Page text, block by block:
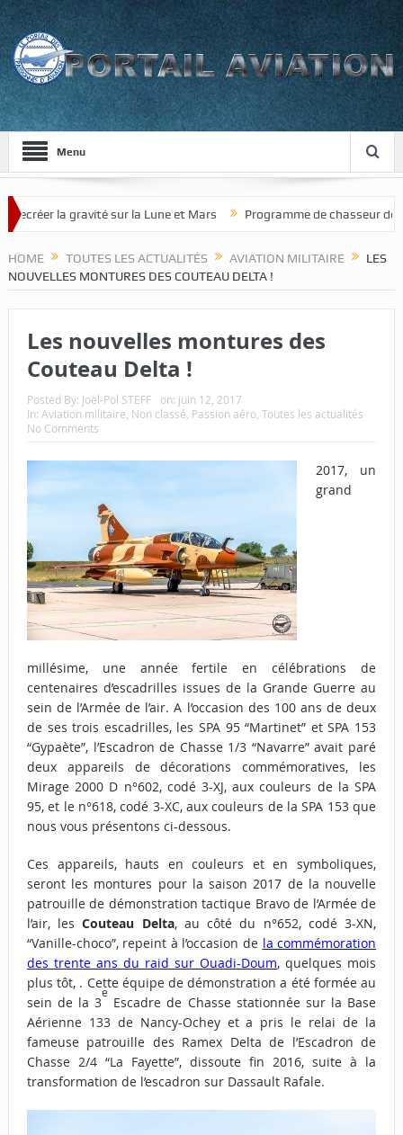
Menu
la gravité sur la Lune et Mars Programme de chasseur de
HOME TOUTES LES ACTUALITÉS AVIATION MILITAIRE
LES
NOUVELLES MONTURES DES COUTEAU DELTA !
Les nouvelles montures des
Couteau Delta !
Posted By: Joël-Pol STEFF on: juin 12, 2017
In: Aviation militaire Non classé Passion aéro, Toutes les actualités
No Comments
2017, un
grand
millésime, une année fertile en célébrations de
centenaires d’escadrilles issues de la Grande Guerre au
sein de l’Armée de l’air. A l’occasion des 100 ans de deux
de ses trois escadrilles, les SPA 95 “Martinet” et SPA 153
“Gypaète”, l’Escadron de Chasse 1/3 “Navarre” avait paré
deux appareils de décorations commémoratives, les
Mirage 2000 D n°602, codé 3-XJ, aux couleurs de la SPA
95, et le n°618, codé 3-XC, aux couleurs de la SPA 153 que
nous vous présentons ci-dessous.
Ces appareils, hauts en couleurs et en symboliques,
seront les montures pour la saison 2017 de la nouvelle
patrouille de démonstration tactique Bravo de l’Armée de
l’air, les Couteau Delta, au côté du n°652, codé 3-XN,
“Vanille-choco”, repeint à l’occasion de la commémoration
des trente ans du raid sur Ouadi-Doum, quelques mois
plus tôt, . Cette équipe de démonstration a été formée au
sein de la 3
e
Escadre de Chasse stationnée sur la Base
Aérienne 133 de Nancy-Ochey et a pris le relai de la
fameuse patrouille des Ramex Delta de l’Escadron de
Chasse 2/4 “La Fayette”, dissoute fin 2016, suite à la
transformation de l’escadron sur Dassault Rafale.